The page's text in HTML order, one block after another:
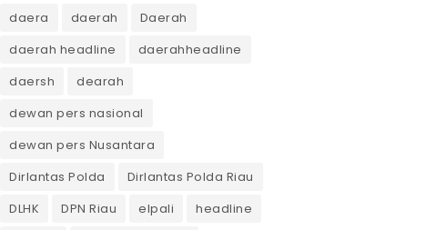
daera
daerah
Daerah
daerah headline
daerahheadline
daersh
dearah
dewan pers nasional
dewan pers Nusantara
Dirlantas Polda
Dirlantas Polda Riau
DLHK
DPN Riau elpali headline